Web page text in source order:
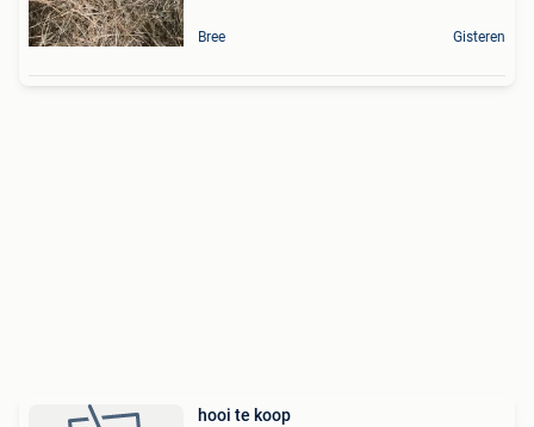
Bree Gisteren
hooi te koop